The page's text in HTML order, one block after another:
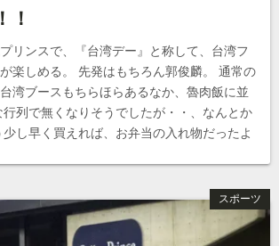
！
リンスで、『台湾デー』と称して、台湾フ
楽しめる。 先発はもちろん郭俊麟。 通常の
湾ブースもちらほらあるなか、魯肉飯に並
列で無くなりそうでしたが・・、なんとか
し早く買えれば、お弁当の入れ物だったよ
スポーツ